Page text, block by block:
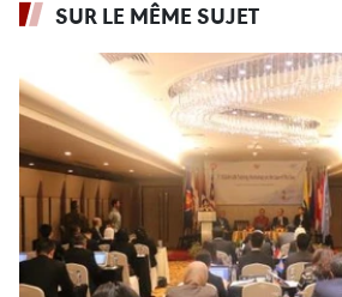
SUR LE MÊME SUJET